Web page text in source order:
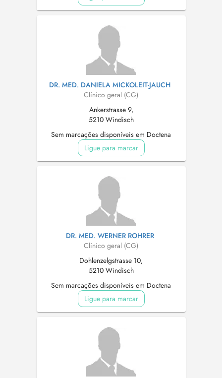
DR. MED. DANIELA MICKOLEIT-JAUCH
Clínico geral (CG)
Ankerstrasse 9,
5210 Windisch
Sem marcações disponíveis em Doctena
Ligue para marcar
DR. MED. WERNER ROHRER
Clínico geral (CG)
Dohlenzelgstrasse 10,
5210 Windisch
Sem marcações disponíveis em Doctena
Ligue para marcar